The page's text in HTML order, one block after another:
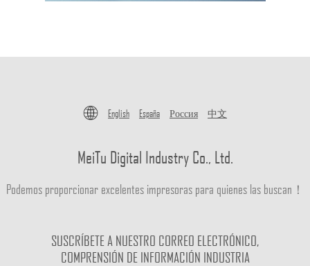
English España Россия 中文
MeiTu Digital Industry Co., Ltd.
Podemos proporcionar excelentes impresoras para quienes las buscan！
SUSCRÍBETE A NUESTRO CORREO ELECTRÓNICO,
COMPRENSIÓN DE INFORMACIÓN INDUSTRIA